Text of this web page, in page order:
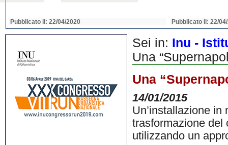
Pubblicato il: 22/04/2020 Pubblicato il: 22/
Sei in: Inu -
Una
Una
14/01/2015
Un’installazione
trasformazione del
utilizzando un